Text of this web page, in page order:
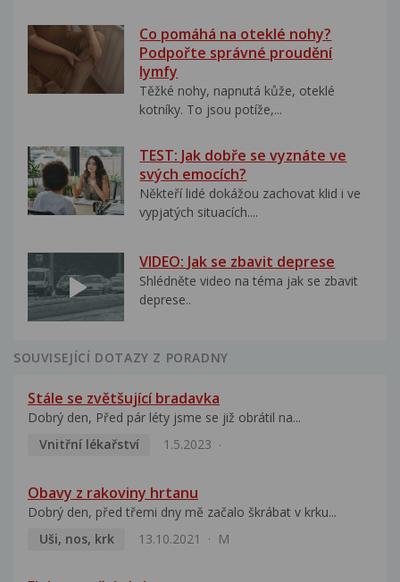
Co pomáhá na oteklé nohy?
Podpořte správné proudění
lymfy
Těžké nohy, napnutá kůže, oteklé
kotníky. To jsou potíže,...
TEST: Jak dobře se vyznáte ve
svých emocích?
Někteří lidé dokážou zachovat klid i ve
vypjatých situacích....
VIDEO: Jak se zbavit deprese
Shlédněte video na téma jak se zbavit
deprese..
SOUVISEJÍCÍ DOTAZY Z PORADNY
Stále se zvětšující bradavka
Dobrý den, Před pár léty jsme se již obrátil na...
Vnitřní lékařství
1.5.2023
Obavy z rakoviny hrtanu
Dobrý den, před třemi dny mě začalo škrábat v krku...
Uši, nos, krk
13.10.2021 M